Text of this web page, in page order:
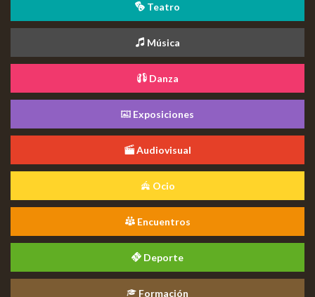
Teatro
Música
Danza
Exposiciones
Audiovisual
Ocio
Encuentros
Deporte
Formación